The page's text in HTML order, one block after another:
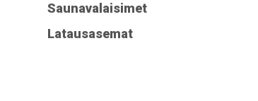
Saunavalaisimet
Latausasemat